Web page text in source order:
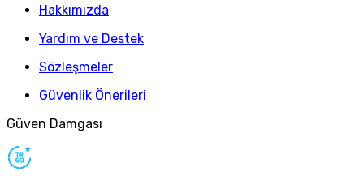
Hakkımızda
Yardım ve Destek
Sözleşmeler
Güvenlik Önerileri
Güven Damgası